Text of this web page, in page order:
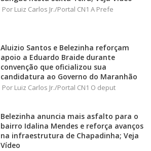
Por Luiz Carlos Jr./Portal CN1 A Prefe
Aluizio Santos e Belezinha reforçam
apoio a Eduardo Braide durante
convenção que oficializou sua
candidatura ao Governo do Maranhão
Por Luiz Carlos Jr./Portal CN1 O deput
Belezinha anuncia mais asfalto para o
bairro Idalina Mendes e reforça avanços
na infraestrutura de Chapadinha; Veja
Vídeo